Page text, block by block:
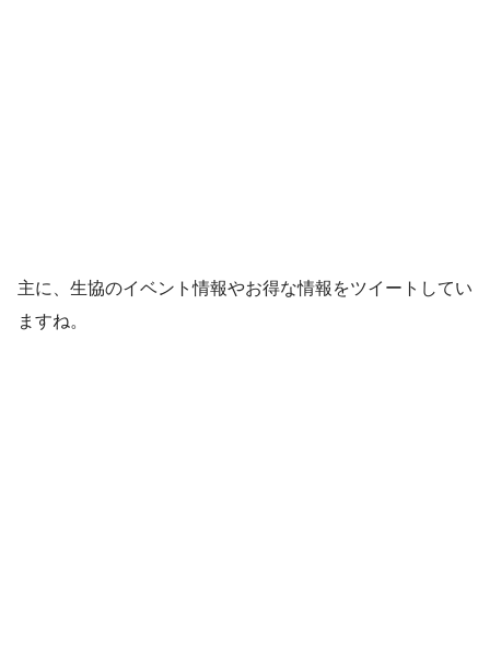
主に、生協のイベント情報やお得な情報をツイートしてい
ますね。